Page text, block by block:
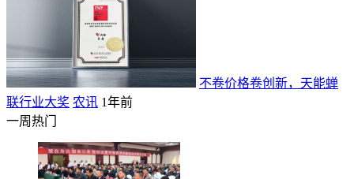
不卷价格卷创新，天能蝉
联行业大奖 农讯 1年前
一周热门